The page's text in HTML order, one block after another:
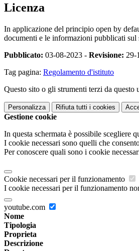
Licenza
In applicazione del principio open by
documenti e le informazioni pubblicati
Pubblicato: 03-08-2023 - Revisione: 29-
Tag pagina: Regolamento d'istituto
Questo sito o gli strumenti terzi da
Personalizza Rifiuta tutti i cookies
Gestione cookie
In questa schermata è possibile scegliere
I cookie necessari sono quelli che
Per conoscere quali sono i cookie
Cookie necessari per il funzionamento
I cookie necessari per il funzionamento
youtube.com
Nome
Tipologia
Proprieta
Descrizione